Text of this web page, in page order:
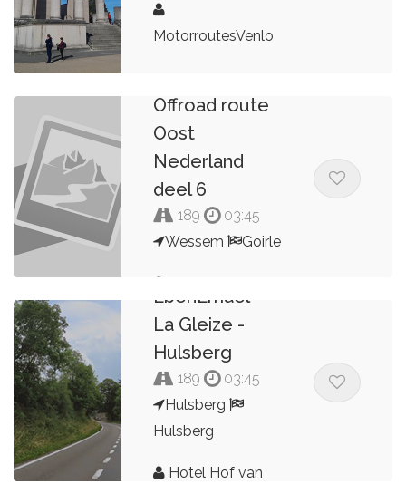
MotorroutesVenlo
Offroad route
Oost
Nederland
deel 6
189
03:45
Wessem
Goirle
EbenEmael -
La Gleize -
Hulsberg
189
03:45
Hulsberg
Hulsberg
Hotel Hof van